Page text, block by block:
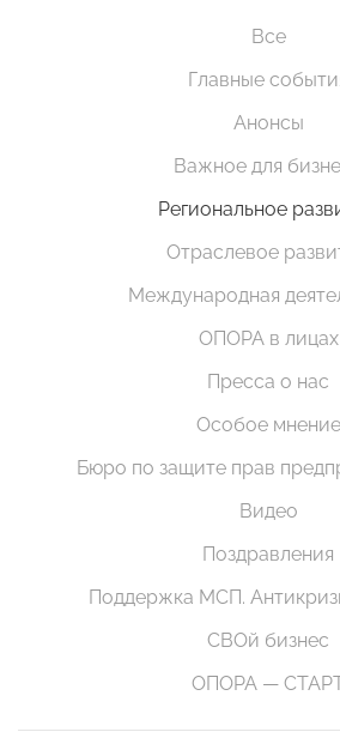
Все
Главные
Анонсы
Важное для
Региональное
Отраслевое
Международная
ОПОРА в лицах
Пресса о нас
Особое мнение
Бюро по защите прав
Видео
Поздравления
Поддержка МСП.
СВОй бизнес
ОПОРА —